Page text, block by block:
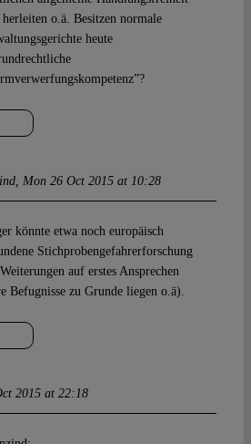
herleiten o.ä. Besitzen normale
heute
Mon 26 Oct 2015 at 10:28
könnte etwa noch europäisch
Stichprobengefahrerforschung
auf erstes Ansprechen
Befugnisse zu Grunde liegen o.ä).
2015 at 22:18